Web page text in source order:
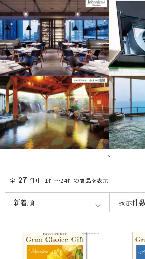
、
全 27 件中 1件～24件の商品を表示